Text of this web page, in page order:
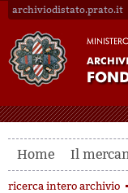
archiviodistato.prato.it
Home Il
ricerca intero archivio